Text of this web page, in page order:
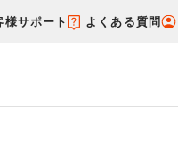
様サポート よくある質問